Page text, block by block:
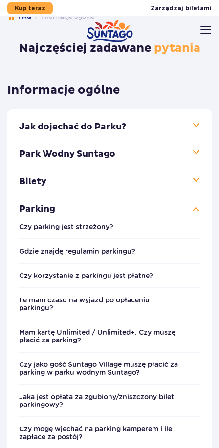
Przejdź do menu
Przejdź do treści
Przejdź do stopki
Zarządzaj biletami
Kup teraz
FAQ Informacje ogólne
Najczęściej zadawane pytania
Informacje ogólne
Jak dojechać do Parku?
Park Wodny Suntago
Bilety
Parking
Czy parking jest strzeżony?
Gdzie znajdę regulamin parkingu?
Czy korzystanie z parkingu jest płatne?
Ile mam czasu na wyjazd po opłaceniu
parkingu?
Mam kartę Unlimited / Unlimited+. Czy muszę
płacić za parking?
Czy jako gość Suntago Village muszę płacić za
parking w parku wodnym Suntago?
Jaka jest opłata za zgubiony/zniszczony bilet
parkingowy?
Czy mogę wjechać na parking kamperem i ile
zapłacę za postój?